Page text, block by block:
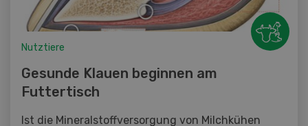
Nutztiere
Gesunde Klauen beginnen am
Futtertisch
Ist die Mineralstoffversorgung von Milchkühen